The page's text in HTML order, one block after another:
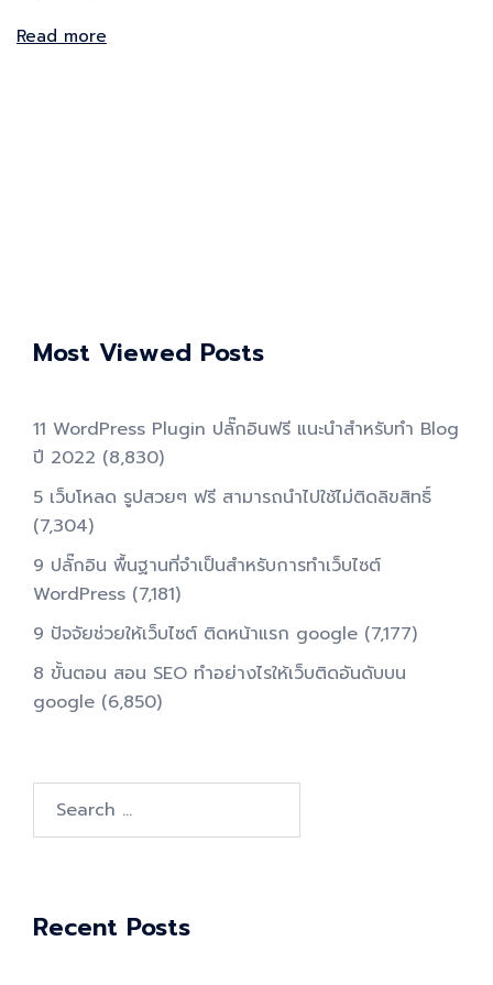
Read more
Most Viewed Posts
11 WordPress Plugin ปลั๊กอินฟรี แนะนำสำหรับทำ Blog
ปี 2022 (8,830)
5 เว็บโหลด รูปสวยๆ ฟรี สามารถนำไปใช้ไม่ติดลิขสิทธิ์
(7,304)
9 ปลั๊กอิน พื้นฐานที่จำเป็นสำหรับการทําเว็บไซต์
WordPress (7,181)
9 ปัจจัยช่วยให้เว็บไซต์ ติดหน้าแรก google (7,177)
8 ขั้นตอน สอน SEO ทําอย่างไรให้เว็บติดอันดับบน
google (6,850)
for:
Recent Posts